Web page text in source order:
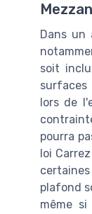
Dans un
soit
surfaces
lors de
pourra
loi
plafond
même